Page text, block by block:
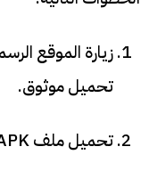
تحميل موثوق.
تحميل ملف APK (للأندرويد)